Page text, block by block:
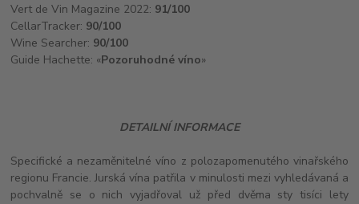
Vert de Vin Magazine 2022: 91/100
CellarTracker: 90/100
Wine Searcher: 90/100
Guide Hachette: «Pozoruhodné víno»
DETAILNÍ INFORMACE
Specifické a nezaměnitelné víno z polozapomenutého vinařského
regionu Francie. Jurská vína patřila v minulosti mezi vyhledávaná a
pochvalně se o nich vyjadřoval už před dvěma sty tisíci lety